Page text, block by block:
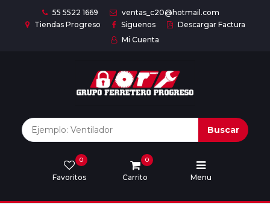
55 5522 1669
ventas_c20@hotmail.com
Tiendas Progreso
Siguenos
Descargar Factura
Mi Cuenta
Buscar
Favoritos
0
Carrito
0
Menu
Marcas
Descargar